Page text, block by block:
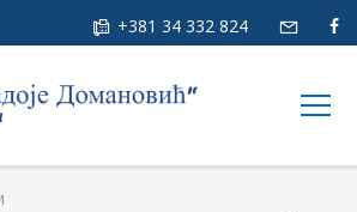
+381 34 332 824